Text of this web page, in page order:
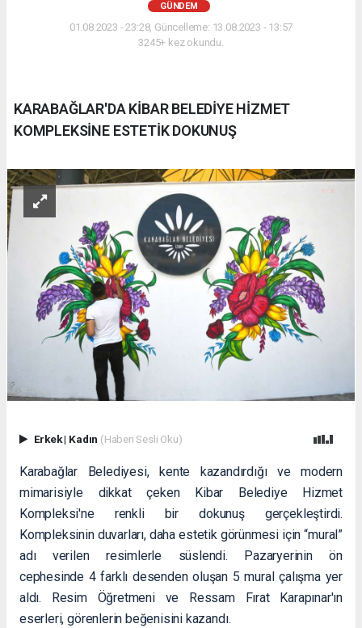
GÜNDEM
01.08.2023 - 23:28, Güncelleme: 13.08.2023 - 13:57
3245+ kez okundu.
KARABAĞLAR'DA KİBAR BELEDİYE HİZMET
KOMPLEKSİNE ESTETİK DOKUNUŞ
Erkek| Kadın (Haberi Sesli Oku)
Karabağlar Belediyesi, kente kazandırdığı ve modern
mimarisiyle dikkat çeken Kibar Belediye Hizmet
Kompleksi'ne renkli bir dokunuş gerçekleştirdi.
Kompleksinin duvarları, daha estetik görünmesi için “mural”
adı verilen resimlerle süslendi. Pazaryerinin ön
cephesinde 4 farklı desenden oluşan 5 mural çalışma yer
aldı. Resim Öğretmeni ve Ressam Fırat Karapınar'ın
eserleri, görenlerin beğenisini kazandı.